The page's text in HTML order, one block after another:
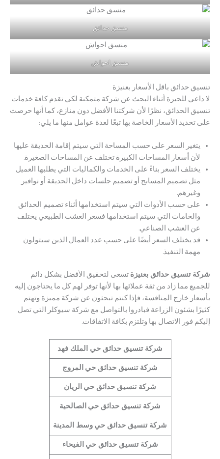
منسق حدائق
منسق احواش
تنسيق حدائق باقل الأسعار بعنيزة
لا داعي للحيرة أثناء البحث عن شركة متمكنة لكي تقدم كافة خدمات
تنسيق الحدائق، نظرًا لأن شركتنا الأفضل دون منازع، كما أنها حرصت
على تحديد الأسعار الخاصة بها تبعًا لعدة عوامل منها ما يلي:
يتغير السعر على حسب المساحة التي سيتم إقامة الحديقة عليها
لأن أسعار المساحات الكبيرة تختلف عن المساحات الصغيرة.
يختلف السعر بناءً على الخدمات والكماليات التي يطلبها العميل
مثل تصميم المسابح أو تصميم جلسات داخل الحديقة أو نوافير
وغيرهم.
على حسب الأدوات التي سيتم استخدامها أثناء تصميم الحدائق
والخامات التي سيتم استخدامها فسعر العشب الطبيعي يختلف
عن العشب الصناعي.
قد يختلف السعر أيضًا على حسب عدد العمال الذين سيتولون
مهمة التنفيذ.
شركة تنسيق حدائق بعنيزة تسعى لتحقيق الأفضل بشكل دائم
للجميع مما زاد من ثقة عملائها بها لأنها توفر لهم كل ما يحتاجون إليه
بأسعار خارج المنافسة، فإذا كنتم تبحثون عن شركة مميزة وتهتم
كثيرًا بشئون الزراعة فبادروا بالتواصل مع شركة سيوكلر التي تصل
إليكم فور الاتصال بها وتلتزم بكافة الاتفاقات.
شركة تنسيق حدائق حي الملك فهد
شركة تنسيق حدائق حي المروج
شركة تنسيق حدائق حي الريان
شركة تنسيق حدائق حي الصالحية
شركة تنسيق حدائق حي وسط المدينة
شركة تنسيق حدائق حي الفيحاء